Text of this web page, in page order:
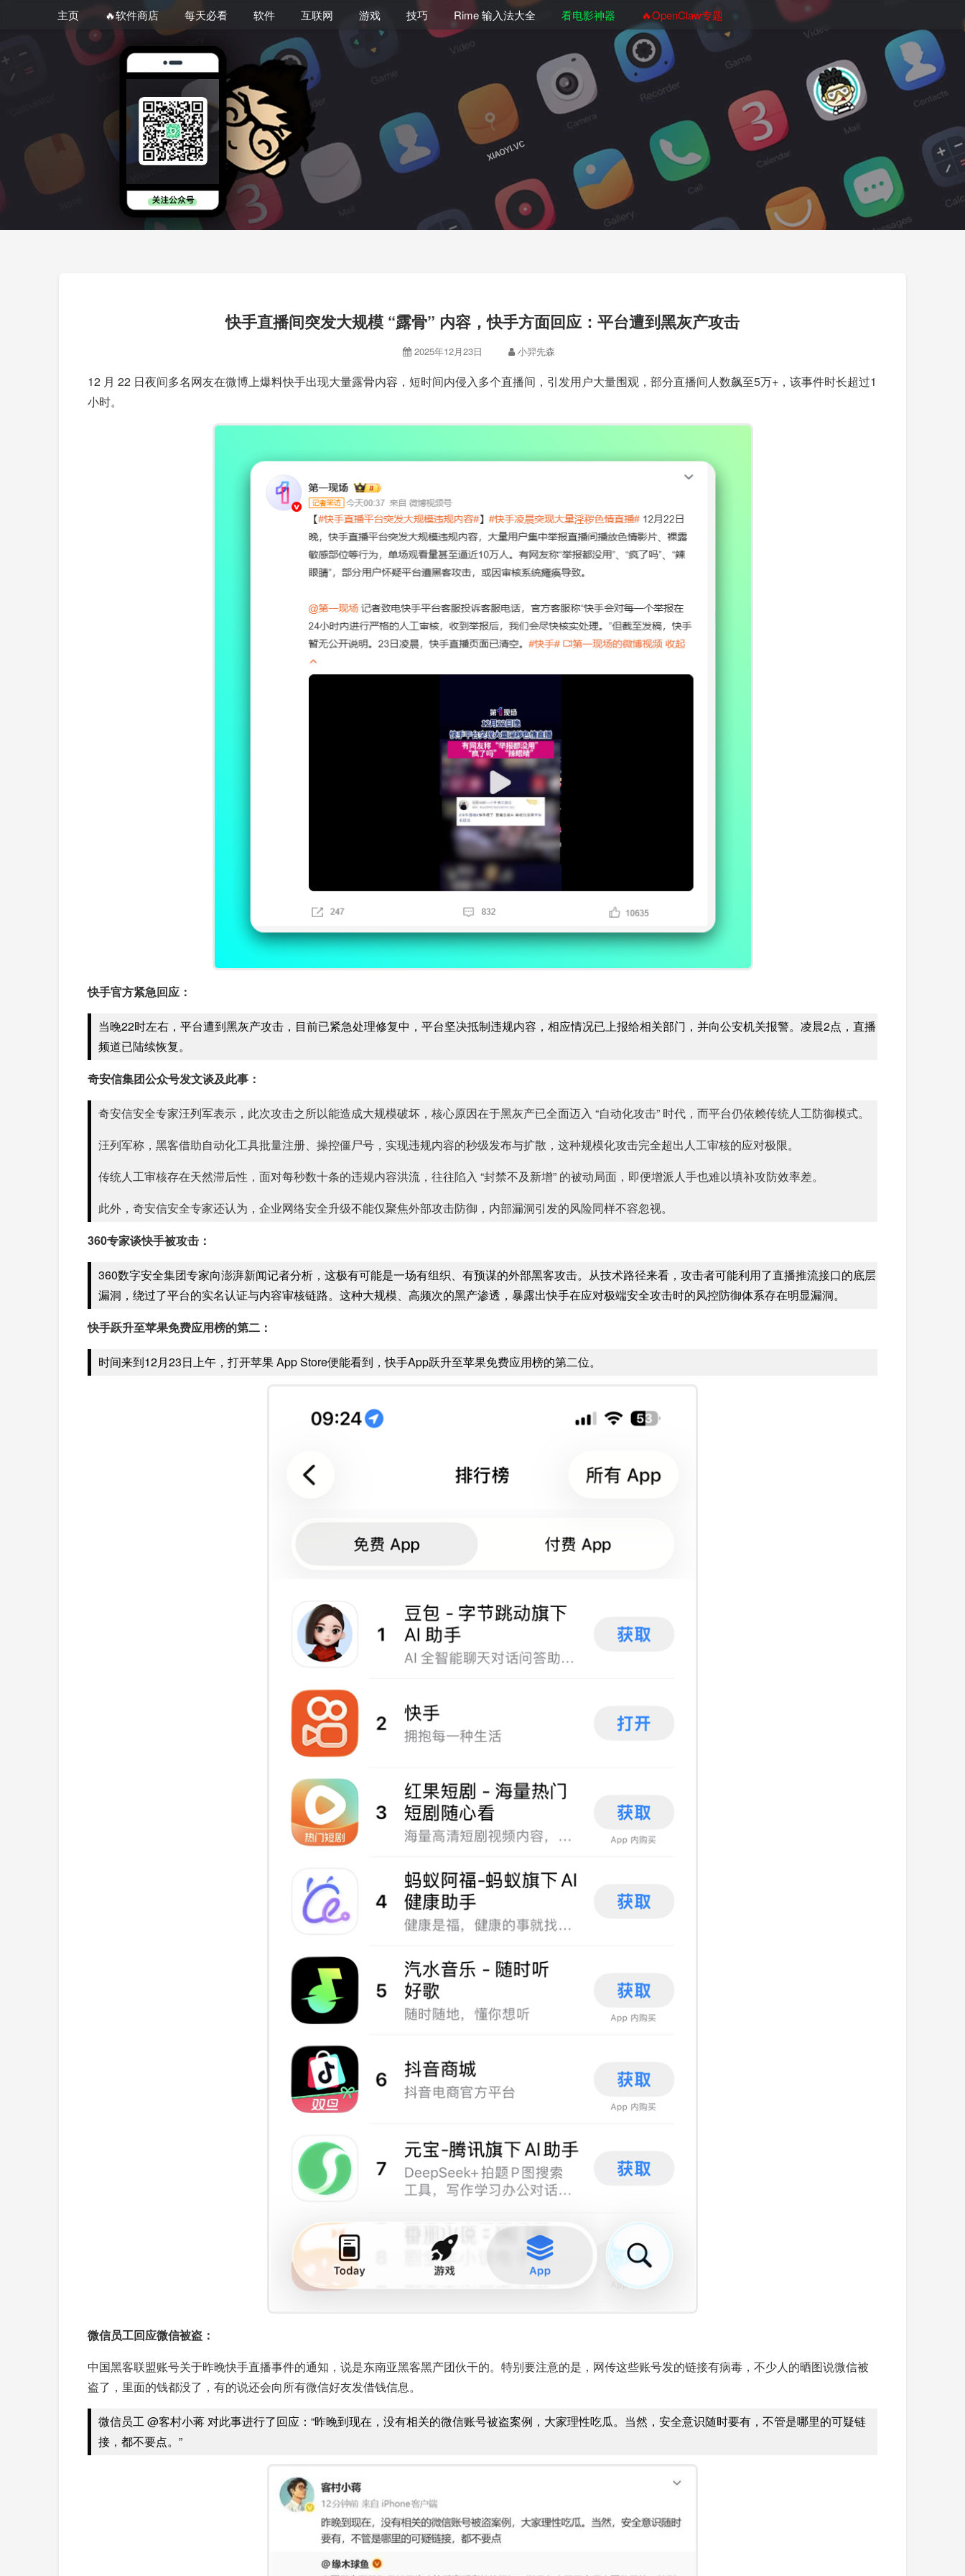
主页 🔥软件商店 每天必看 软件 互联网 游戏 技巧 Rime 输入法大全 看电影神器 🔥OpenClaw专题
快手直播间突发大规模 “露骨” 内容，快手方面回应：平台遭到黑灰产攻击
2025年12月23日 小羿先森
12 月 22 日夜间多名网友在微博上爆料快手出现大量露骨内容，短时间内侵入多个直播间，引发用户大量围观，部分直播间人数飙至5万+，该事件时长超过1
小时。
快手官方紧急回应：
当晚22时左右，平台遭到黑灰产攻击，目前已紧急处理修复中，平台坚决抵制违规内容，相应情况已上报给相关部门，并向公安机关报警。凌晨2点，直播
频道已陆续恢复。
奇安信集团公众号发文谈及此事：
奇安信安全专家汪列军表示，此次攻击之所以能造成大规模破坏，核心原因在于黑灰产已全面迈入 “自动化攻击” 时代，而平台仍依赖传统人工防御模式。
汪列军称，黑客借助自动化工具批量注册、操控僵尸号，实现违规内容的秒级发布与扩散，这种规模化攻击完全超出人工审核的应对极限。
传统人工审核存在天然滞后性，面对每秒数十条的违规内容洪流，往往陷入 “封禁不及新增” 的被动局面，即便增派人手也难以填补攻防效率差。
此外，奇安信安全专家还认为，企业网络安全升级不能仅聚焦外部攻击防御，内部漏洞引发的风险同样不容忽视。
360专家谈快手被攻击：
360数字安全集团专家向澎湃新闻记者分析，这极有可能是一场有组织、有预谋的外部黑客攻击。从技术路径来看，攻击者可能利用了直播推流接口的底层
漏洞，绕过了平台的实名认证与内容审核链路。这种大规模、高频次的黑产渗透，暴露出快手在应对极端安全攻击时的风控防御体系存在明显漏洞。
快手跃升至苹果免费应用榜的第二：
时间来到12月23日上午，打开苹果 App Store便能看到，快手App跃升至苹果免费应用榜的第二位。
微信员工回应微信被盗：
中国黑客联盟账号关于昨晚快手直播事件的通知，说是东南亚黑客黑产团伙干的。特别要注意的是，网传这些账号发的链接有病毒，不少人的晒图说微信被
盗了，里面的钱都没了，有的说还会向所有微信好友发借钱信息。
微信员工 @客村小蒋 对此事进行了回应：“昨晚到现在，没有相关的微信账号被盗案例，大家理性吃瓜。当然，安全意识随时要有，不管是哪里的可疑链
接，都不要点。”